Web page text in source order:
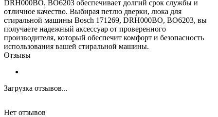
DRH000BO, BO6203 обеспечивает долгий срок службы и
отличное качество. Выбирая петлю дверки, люка для
стиральной машины Bosch 171269, DRH000BO, BO6203, вы
получаете надежный аксессуар от проверенного
производителя, который обеспечит комфорт и безопасность
использования вашей стиральной машины.
Отзывы
Загрузка отзывов...
Нет отзывов